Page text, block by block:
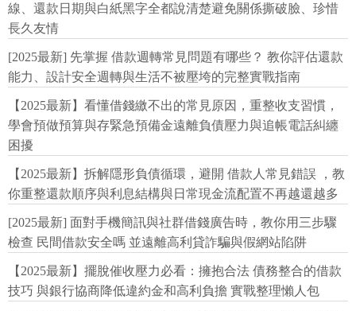
線、還款日期與白紙黑字全都說清楚避免關係撕破臉、珍惜
長久友情
[2025最新] 先掌握 借款週轉常見問題有哪些？ 教你評估還款
能力、設計安全週轉與生活不被壓垮的完整實戰指南
【2025最新】看懂借錢繳不出的常見原因，重整收支習慣，
學會預做預算與存緊急預備金遠離負債壓力與追帳電話糾纏
困擾
【2025最新】拆解隱形負債循環，避開 借款人常見錯誤 ，教
你重整還款順序與利息結構與日常現金流配置不再越還越多
[2025最新] 面對手機簡訊與社群借錢廣告時，教你用三步驟
檢查 民間借款安全嗎 並遠離高利貸詐騙與假網站陷阱
【2025最新】擺脫催收壓力必看：擁抱合法 債務整合的借款
技巧 與銀行協商降低違約金和高利負擔 實戰整理懶人包